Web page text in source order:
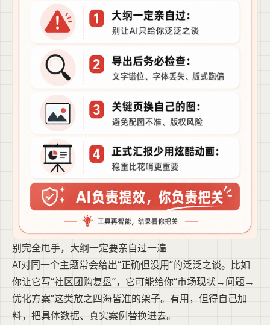
别完全甩手，大纲一定要亲自过一遍
AI对同一个主题常会给出“正确但没用”的泛泛之谈。比如
你让它写“社区团购复盘”，它可能给你“市场现状→问题→
优化方案”这类放之四海皆准的架子。有用，但得自己加
料，把具体数据、真实案例替换进去。